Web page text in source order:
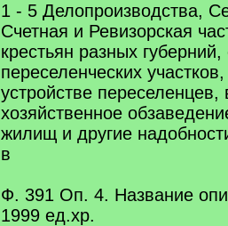
1 - 5 Делопроизводства,
Счетная и Ревизорская
крестьян разных
переселенческих
устройстве
хозяйственное
жилищ и другие
в
Ф. 391 Оп. 4. Название
1999 eд.xр.